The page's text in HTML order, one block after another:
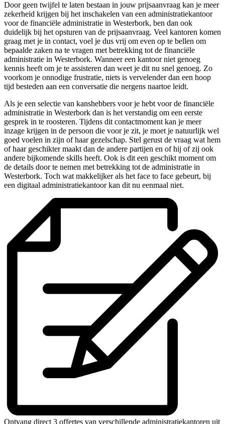
Door geen twijfel te laten bestaan in jouw prijsaanvraag kan je meer
zekerheid krijgen bij het inschakelen van een administratiekantoor
voor de financiële administratie in Westerbork, ben dan ook
duidelijk bij het opsturen van de prijsaanvraag. Veel kantoren komen
graag met je in contact, voel je dus vrij om even op te bellen om
bepaalde zaken na te vragen met betrekking tot de financiële
administratie in Westerbork. Wanneer een kantoor niet genoeg
kennis heeft om je te assisteren dan weet je dit nu snel genoeg. Zo
voorkom je onnodige frustratie, niets is vervelender dan een hoop
tijd besteden aan een conversatie die nergens naartoe leidt.
Als je een selectie van kanshebbers voor je hebt voor de financiële
administratie in Westerbork dan is het verstandig om een eerste
gesprek in te roosteren. Tijdens dit contactmoment kan je meer
inzage krijgen in de persoon die voor je zit, je moet je natuurlijk wel
goed voelen in zijn of haar gezelschap. Stel gerust de vraag wat hem
of haar geschikter maakt dan de andere partijen en of hij of zij ook
andere bijkomende skills heeft. Ook is dit een geschikt moment om
de details door te nemen met betrekking tot de administratie in
Westerbork. Toch wat makkelijker als het face to face gebeurt, bij
een digitaal administratiekantoor kan dit nu eenmaal niet.
Ontvang direct 3 offertes van verschillende administratiekantoren uit